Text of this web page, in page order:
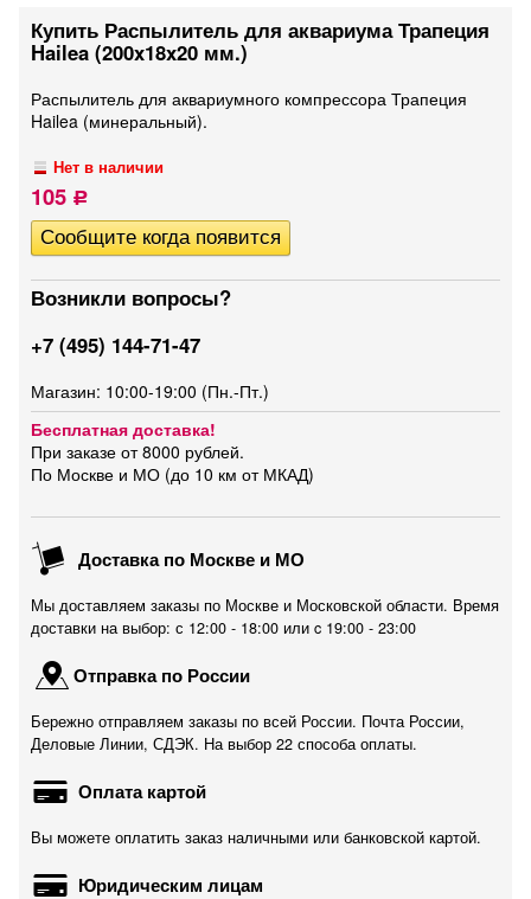
Купить Распылитель для аквариума Трапеция
Hailea (200x18x20 мм.)
Распылитель для аквариумного компрессора Трапеция
Hailea (минеральный).
Нет в наличии
105 Р
Возникли вопросы?
+7 (495) 144-71-47
Магазин: 10:00-19:00 (Пн.-Пт.)
Бесплатная доставка!
При заказе от 8000 рублей.
По Москве и МО (до 10 км от МКАД)
Доставка по Москве и МО
Мы доставляем заказы по Москве и Московской области. Время
доставки на выбор: с 12:00 - 18:00 или c 19:00 - 23:00
Отправка по России
Бережно отправляем заказы по всей России. Почта России,
Деловые Линии, СДЭК. На выбор 22 способа оплаты.
Оплата картой
Вы можете оплатить заказ наличными или банковской картой.
Юридическим лицам